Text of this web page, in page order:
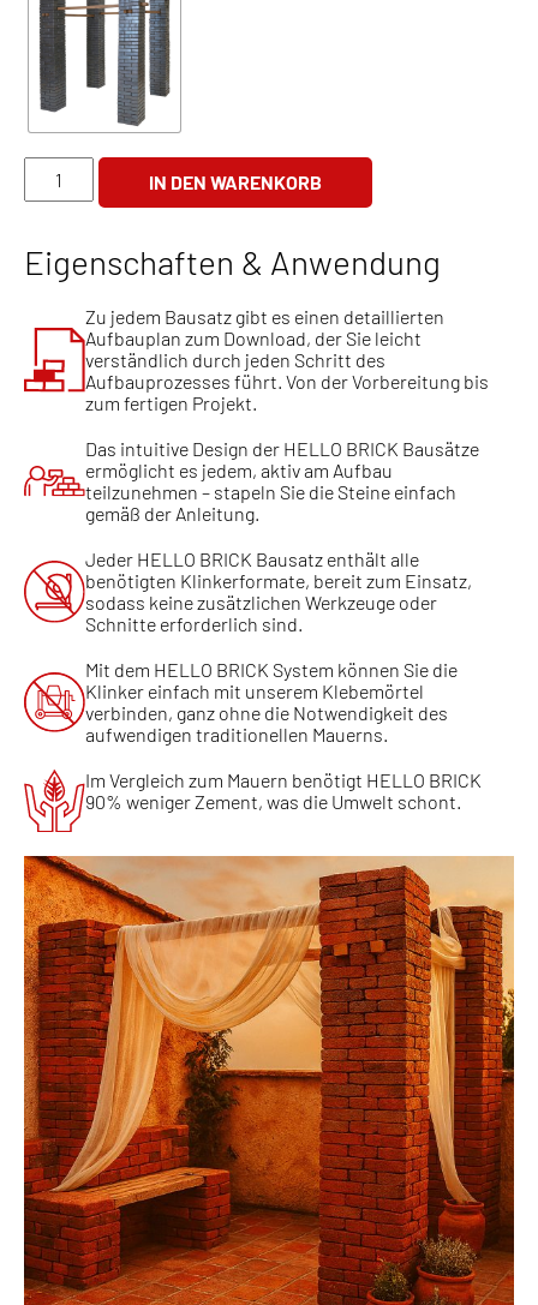
PERGOLA
AMALIA
Menge
IN DEN WARENKORB
Eigenschaften & Anwendung
Zu jedem Bausatz gibt es einen detaillierten
Aufbauplan zum Download, der Sie leicht
verständlich durch jeden Schritt des
Aufbauprozesses führt. Von der Vorbereitung bis
zum fertigen Projekt.
Das intuitive Design der HELLO BRICK Bausätze
ermöglicht es jedem, aktiv am Aufbau
teilzunehmen – stapeln Sie die Steine einfach
gemäß der Anleitung.
Jeder HELLO BRICK Bausatz enthält alle
benötigten Klinkerformate, bereit zum Einsatz,
sodass keine zusätzlichen Werkzeuge oder
Schnitte erforderlich sind.
Mit dem HELLO BRICK System können Sie die
Klinker einfach mit unserem Klebemörtel
verbinden, ganz ohne die Notwendigkeit des
aufwendigen traditionellen Mauerns.
Im Vergleich zum Mauern benötigt HELLO BRICK
90% weniger Zement, was die Umwelt schont.